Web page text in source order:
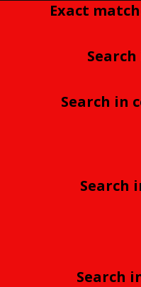
Exact
Search in
Search
Search